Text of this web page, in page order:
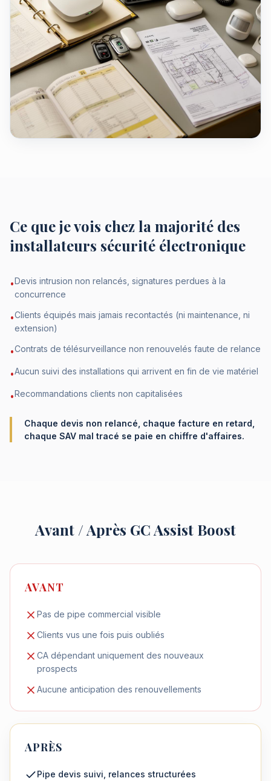
Ce que je vois chez la majorité des
installateurs sécurité électronique
•Devis intrusion non relancés, signatures perdues à la
concurrence
•Clients équipés mais jamais recontactés (ni maintenance, ni
extension)
•Contrats de télésurveillance non renouvelés faute de relance
•Aucun suivi des installations qui arrivent en fin de vie matériel
•Recommandations clients non capitalisées
Chaque devis non relancé, chaque facture en retard,
chaque SAV mal tracé se paie en chiffre d'affaires.
Avant / Après GC Assist Boost
AVANT
Pas de pipe commercial visible
Clients vus une fois puis oubliés
CA dépendant uniquement des nouveaux
prospects
Aucune anticipation des renouvellements
APRÈS
Pipe devis suivi, relances structurées